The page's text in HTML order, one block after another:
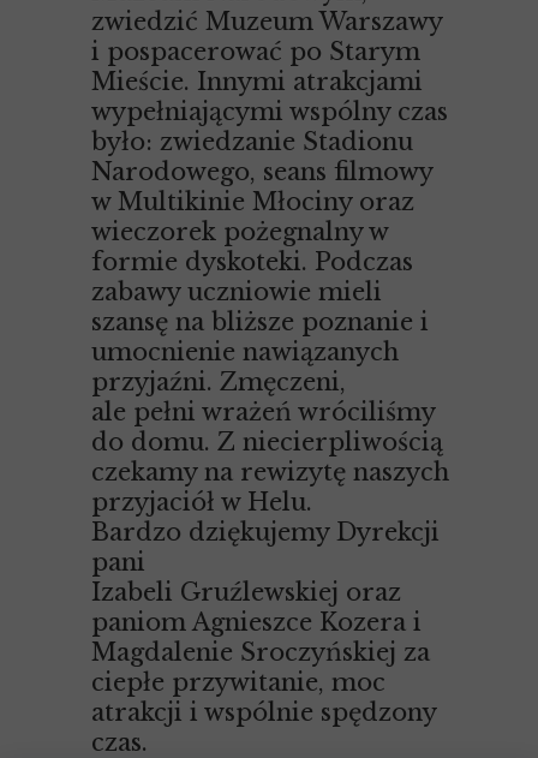
zwiedzić Muzeum Warszawy
i pospacerować po Starym
Mieście. Innymi atrakcjami
wypełniającymi wspólny czas
było: zwiedzanie Stadionu
Narodowego, seans filmowy
w Multikinie Młociny oraz
wieczorek pożegnalny w
formie dyskoteki. Podczas
zabawy uczniowie mieli
szansę na bliższe poznanie i
umocnienie nawiązanych
przyjaźni. Zmęczeni,
ale pełni wrażeń wróciliśmy
do domu. Z niecierpliwością
czekamy na rewizytę naszych
przyjaciół w Helu.
Bardzo dziękujemy Dyrekcji
pani
Izabeli Gruźlewskiej oraz
paniom Agnieszce Kozera i
Magdalenie Sroczyńskiej za
ciepłe przywitanie, moc
atrakcji i wspólnie spędzony
czas.